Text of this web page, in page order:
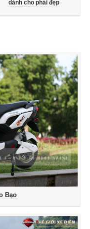
dành cho phái đẹp
Bạo